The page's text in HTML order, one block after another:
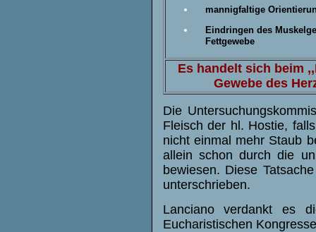
mannigfaltige
Eindringen des
Fettgewebe
Es handelt sich beim ,,
Gewebe des
Die
Fleisch der hl. Hostie,
nicht einmal mehr Staub
allein schon durch die
bewiesen. Diese
unterschrieben.
Lanciano verdankt es
Eucharistischen